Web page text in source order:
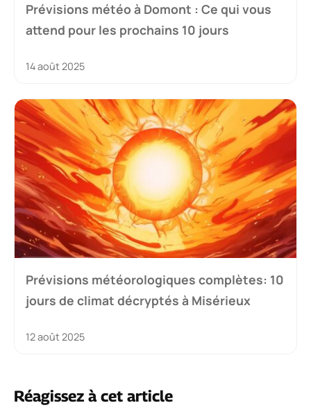
Prévisions météo à Domont : Ce qui vous
attend pour les prochains 10 jours
14 août 2025
Prévisions météorologiques complètes: 10
jours de climat décryptés à Misérieux
12 août 2025
Réagissez à cet article